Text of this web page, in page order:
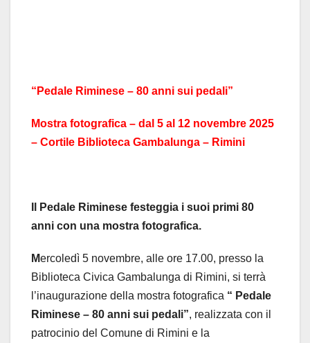
“ Pedale Riminese – 80 anni sui pedali”
Mostra fotografica – dal 5 al 12 novembre 2025
– Cortile Biblioteca Gambalunga – Rimini
Il Pedale Riminese festeggia i suoi primi 80
anni con una mostra fotografica.
Mercoledì 5 novembre, alle ore 17.00, presso la
Biblioteca Civica Gambalunga di Rimini, si terrà
l’inaugurazione della mostra fotografica “ Pedale
Riminese – 80 anni sui pedali”, realizzata con il
patrocinio del Comune di Rimini e la